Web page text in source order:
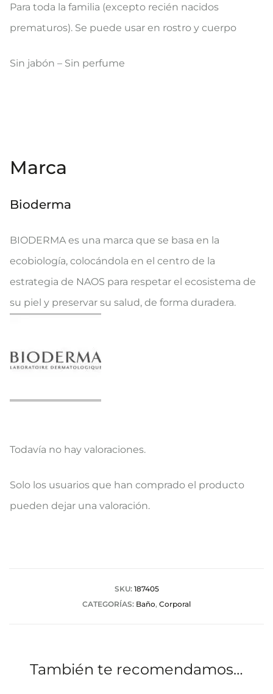
Para toda la familia (excepto recién nacidos
prematuros). Se puede usar en rostro y cuerpo
Sin jabón – Sin perfume
Marca
Bioderma
BIODERMA es una marca que se basa en la
ecobiología, colocándola en el centro de la
estrategia de NAOS para respetar el ecosistema de
su piel y preservar su salud, de forma duradera.
V
a
Todavía no hay valoraciones.
Solo los usuarios que han comprado el producto
pueden dejar una valoración.
SKU: 187405
CATEGORÍAS: Baño, Corporal
También te recomendamos…